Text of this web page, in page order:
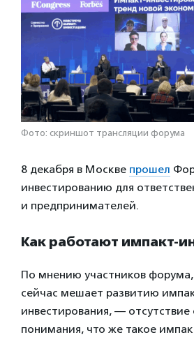
Фото: скриншот трансляции форума
8 декабря в Москве прошел
инвестированию для
и предпринимателей.
Как работают импакт-
По мнению участников форума,
сейчас мешает развитию
инвестирования, — отсутствие
понимания, что же такое